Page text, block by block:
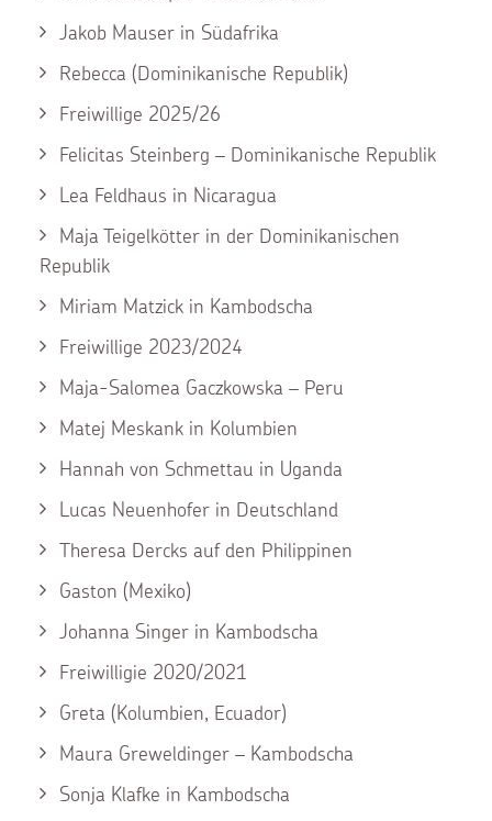
Jakob Mauser in Südafrika
Rebecca (Dominikanische Republik)
Freiwillige 2025/26
Felicitas Steinberg – Dominikanische Republik
Lea Feldhaus in Nicaragua
Maja Teigelkötter in der Dominikanischen
Republik
Miriam Matzick in Kambodscha
Freiwillige 2023/2024
Maja-Salomea Gaczkowska – Peru
Matej Meskank in Kolumbien
Hannah von Schmettau in Uganda
Lucas Neuenhofer in Deutschland
Theresa Dercks auf den Philippinen
Gaston (Mexiko)
Johanna Singer in Kambodscha
Freiwilligie 2020/2021
Greta (Kolumbien, Ecuador)
Maura Greweldinger – Kambodscha
Sonja Klafke in Kambodscha